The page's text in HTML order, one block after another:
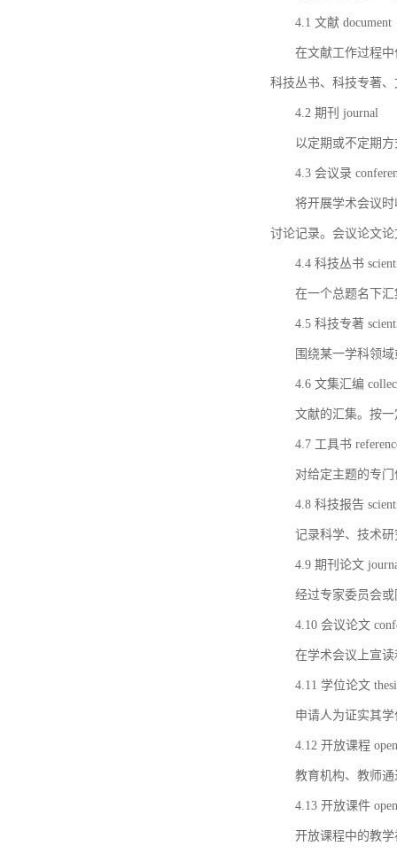
4.1 文献 document
在文献工作过程
科技丛书、科技专著
4.2 期刊 journal
以定期或不定期
4.3 会议录
将开展学术会议
讨论记录。会议论文
4.4 科技丛书
在一个总题名下
4.5 科技专著
围绕某一学科领
4.6 文集汇编
文献的汇集。按
4.7 工具书
对给定主题的专
4.8 科技报告
记录科学、技术
4.9 期刊论文
经过专家委员会
4.10 会议论文
在学术会议上宣
4.11 学位论文
申请人为证实其
4.12 开放课程
教育机构、教师
4.13 开放课件
开放课程中的教